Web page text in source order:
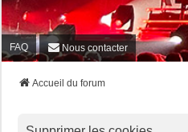
FAQ Nous contacter
Accueil du forum